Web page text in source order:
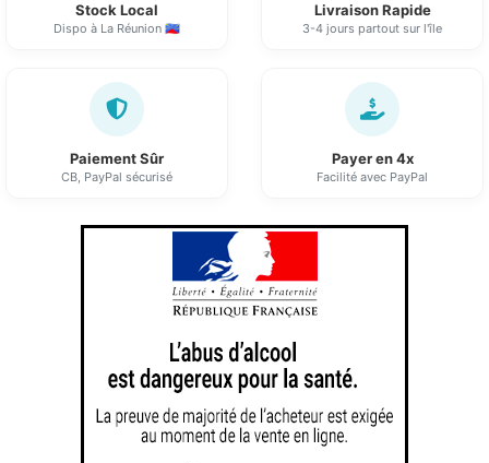
Stock Local
Dispo à La Réunion 🇷🇪
Livraison Rapide
3-4 jours partout sur l'île
Paiement Sûr
CB, PayPal sécurisé
Payer en 4x
Facilité avec PayPal